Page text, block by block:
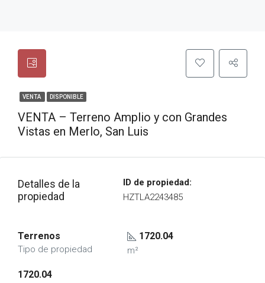
VENTA DISPONIBLE
VENTA – Terreno Amplio y con Grandes
Vistas en Merlo, San Luis
Detalles de la
propiedad
ID de propiedad:
HZTLA2243485
Terrenos
Tipo de propiedad
1720.04
m²
1720.04